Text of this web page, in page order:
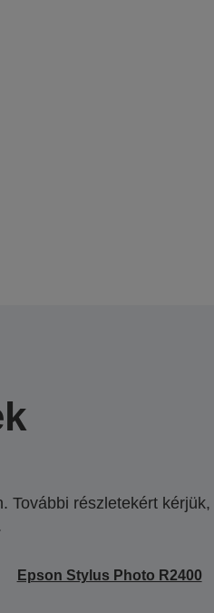
További részletekért kérjük,
Epson Stylus Photo R2400